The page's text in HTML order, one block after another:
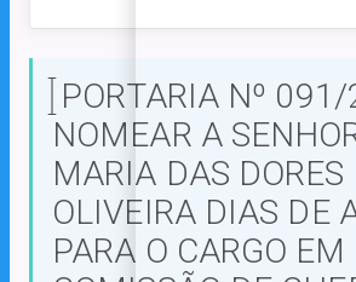
PORTARIA Nº
NOMEAR A
MARIA DAS DORES
OLIVEIRA DIAS DE
PARA O CARGO EM